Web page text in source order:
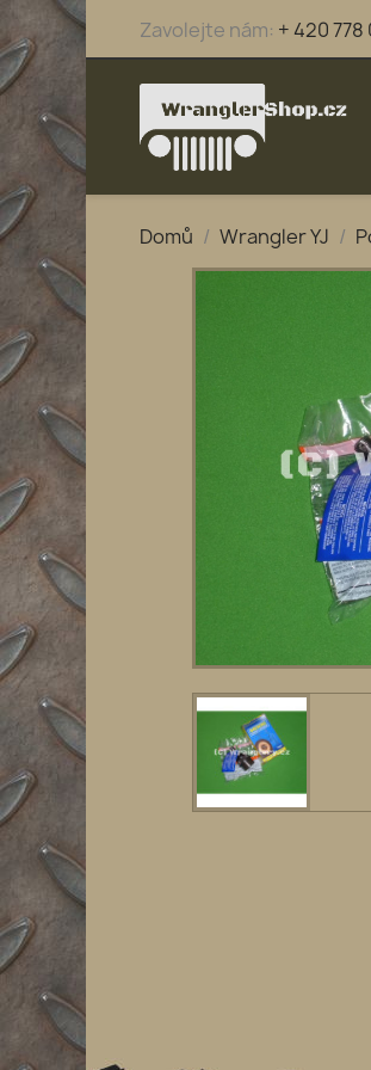
Zavolejte nám: + 420
Domů Wrangler YJ